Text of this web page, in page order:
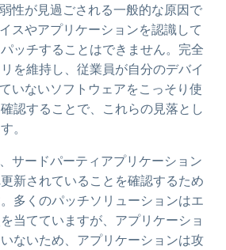
性が見過ごされる一般的な原因で
スやアプリケーションを認識して
ッチすることはできません。完全
を維持し、従業員が自分のデバイ
いないソフトウェアをこっそり使
認することで、これらの見落とし
。
サードパーティアプリケーション
新されていることを確認するため
多くのパッチソリューションはエ
当てていますが、アプリケーショ
ないため、アプリケーションは攻